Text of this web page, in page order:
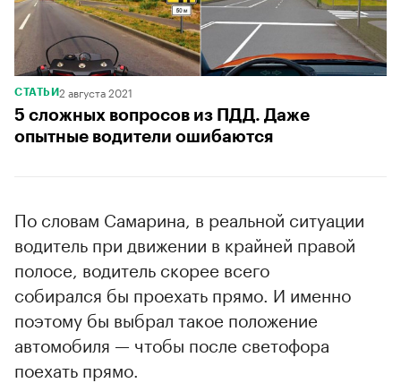
СТАТЬИ2 августа 2021
5 сложных вопросов из ПДД. Даже
опытные водители ошибаются
По словам Самарина, в реальной ситуации
водитель при движении в крайней правой
полосе, водитель скорее всего
собирался бы проехать прямо. И именно
поэтому бы выбрал такое положение
автомобиля — чтобы после светофора
поехать прямо.